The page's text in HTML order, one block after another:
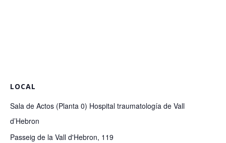
LOCAL
Sala de Actos (Planta 0) Hospital traumatología de Vall
d’Hebron
Passeig de la Vall d'Hebron, 119